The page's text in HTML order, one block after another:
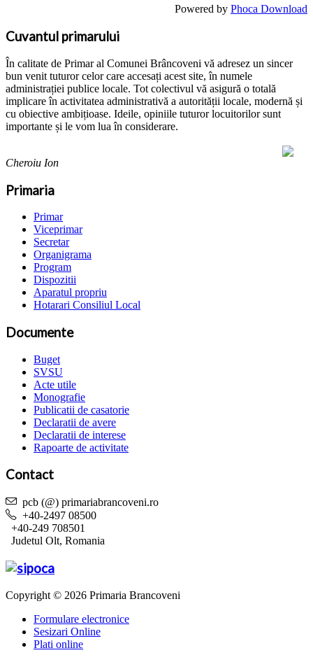
Powered by Phoca Download
Cuvantul primarului
În calitate de Primar al Comunei Brâncoveni vă adresez un sincer
bun venit tuturor celor care accesați acest site, în numele
administrației publice locale. Tot colectivul vă asigură o totală
implicare în activitatea administrativă a autorității locale, modernă și
cu obiective ambițioase. Ideile, opiniile tuturor locuitorilor sunt
importante și le vom lua în considerare.
Cheroiu Ion
Primaria
Primar
Viceprimar
Secretar
Organigrama
Program
Dispozitii
Aparatul propriu
Hotarari Consiliul Local
Documente
Buget
SVSU
Acte utile
Monografie
Publicatii de casatorie
Declaratii de avere
Declaratii de interese
Rapoarte de activitate
Contact
pcb (@) primariabrancoveni.ro
+40-2497 08500
+40-249 708501
Judetul Olt, Romania
Copyright © 2026 Primaria Brancoveni
Formulare electronice
Sesizari Online
Plati online